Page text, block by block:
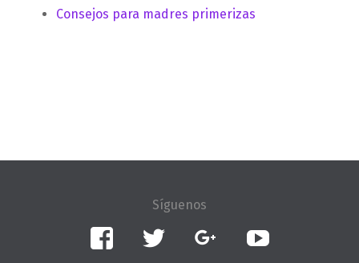
Consejos para madres primerizas
Facebook Twitter Google+